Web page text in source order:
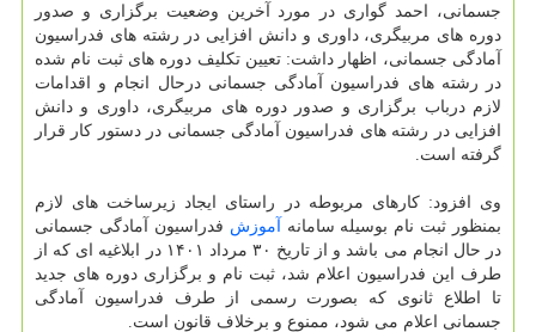
جسمانی، احمد گواری در مورد آخرین وضعیت برگزاری و صدور
دوره های مربیگری، داوری و دانش افزایی در رشته های فدراسیون
آمادگی جسمانی، اظهار داشت: تعیین تکلیف دوره های ثبت نام شده
در رشته های فدراسیون آمادگی جسمانی درحال انجام و اقدامات
لازم درباب برگزاری و صدور دوره های مربیگری، داوری و دانش
افزایی در رشته های فدراسیون آمادگی جسمانی در دستور کار قرار
گرفته است.
وی افزود: کارهای مربوطه در راستای ایجاد زیرساخت های لازم
بمنظور ثبت نام بوسیله سامانه
آموزش فدراسیون آمادگی جسمانی
در حال انجام می باشد و از تاریخ ۳۰ مرداد ۱۴۰۱ در ابلاغیه ای که از
طرف این فدراسیون اعلام شد، ثبت نام و برگزاری دوره های جدید
تا اطلاع ثانوی که بصورت رسمی از طرف فدراسیون آمادگی
جسمانی اعلام می شود، ممنوع و برخلاف قانون است.